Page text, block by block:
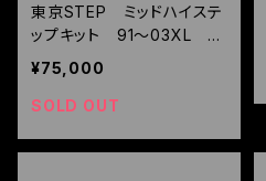
東京STEP ミッドハイステ
ップキット 91～03XL ス
ポーツスター用 PDM 1s
t Lot
¥75,000
SOLD OUT